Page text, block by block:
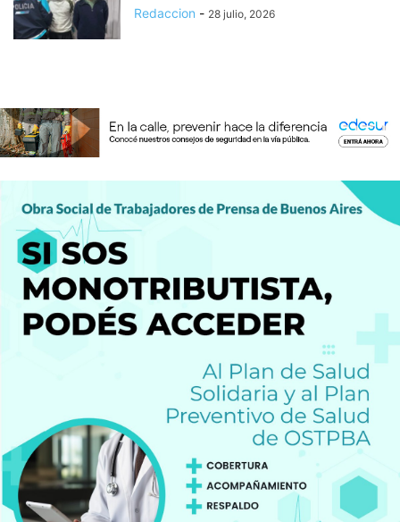
Redaccion - 28 julio, 2026